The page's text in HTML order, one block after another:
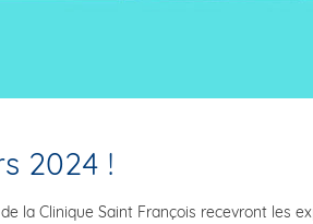
2024 !
la Clinique Saint François recevront les